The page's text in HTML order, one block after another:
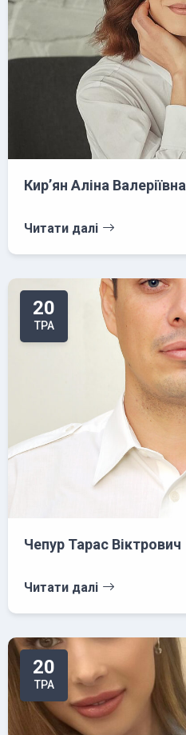
Кирʼян Аліна Валеріївна
Читати далі
20
ТРА
Чепур Тарас Віктрович
Читати далі
20
ТРА